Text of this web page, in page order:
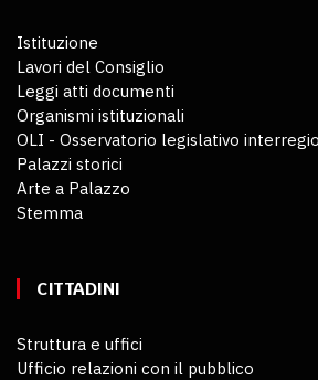
Istituzione
Lavori del Consiglio
Leggi atti documenti
Organismi istituzionali
OLI - Osservatorio legislativo
Palazzi storici
Arte a Palazzo
Stemma
CITTADINI
Struttura e uffici
Ufficio relazioni con il pubblico